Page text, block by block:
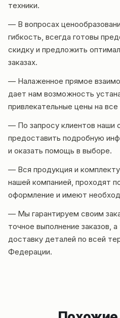
техники.
— В вопросах
гибкость, всегда готовы
скидку и предложить
заказах.
— Налаженное прямое
дает нам возможность
привлекательные цены на
— По запросу клиентов наши
предоставить подробную
и оказать помощь в выборе.
— Вся продукция и
нашей компанией, проходят
оформление и имеют
— Мы гарантируем своим
точное выполнение заказов,
доставку деталей по всей
Федерации.